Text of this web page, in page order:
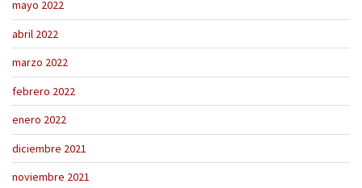
mayo 2022
abril 2022
marzo 2022
febrero 2022
enero 2022
diciembre 2021
noviembre 2021